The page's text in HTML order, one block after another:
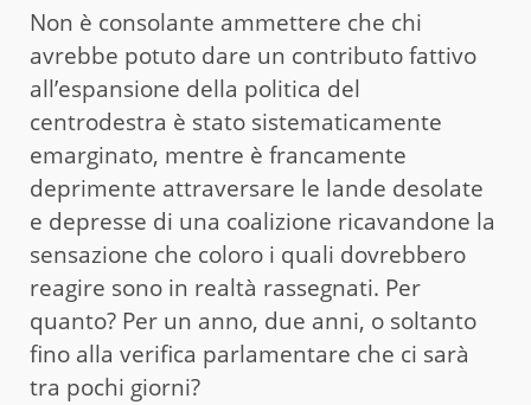
Non è consolante ammettere che chi
avrebbe potuto dare un contributo fattivo
all’espansione della politica del
centrodestra è stato sistematicamente
emarginato, mentre è francamente
deprimente attraversare le lande desolate
e depresse di una coalizione ricavandone la
sensazione che coloro i quali dovrebbero
reagire sono in realtà rassegnati. Per
quanto? Per un anno, due anni, o soltanto
fino alla verifica parlamentare che ci sarà
tra pochi giorni?